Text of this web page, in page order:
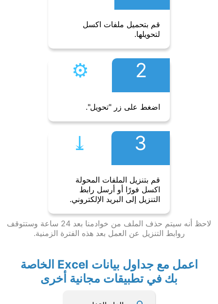
قم بتحميل ملفات اكسل
لتحويلها.
2
⚙︎
اضغط على زر "تحويل".
3
⤓︎
قم بتنزيل الملفات المحولة
اكسل فورًا أو أرسل رابط
التنزيل إلى البريد الإلكتروني.
لاحظ أنه سيتم حذف الملف من خوادمنا بعد 24 ساعة وستتوقف
روابط التنزيل عن العمل بعد هذه الفترة الزمنية.
اعمل مع جداول بيانات Excel الخاصة
بك في تطبيقات مجانية أخرى